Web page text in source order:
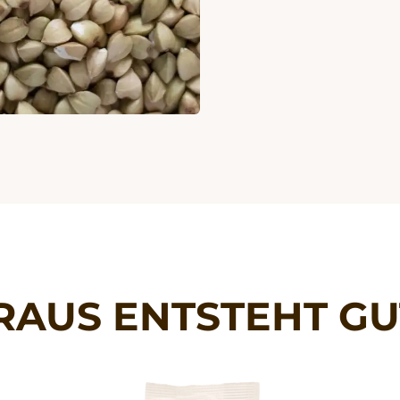
ENTSTEHT